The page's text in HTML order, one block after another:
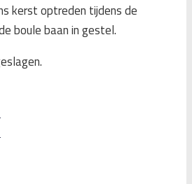
kerst optreden tijdens de
boule baan in gestel.